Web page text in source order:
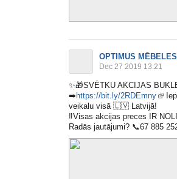
OPTIMUS MĒBELES
Dec 27 2019 13:21
✨🎁SVĒTKU AKCIJAS
➡️ https://bit.ly/2RDEmny
veikalu visā 🇱🇻 Latvijā!
‼️Visas akcijas preces IR
Radās jautājumi? 📞67 885